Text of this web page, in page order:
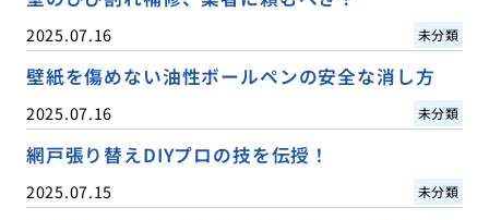
2025.07.16 未分類
壁紙を傷めない油性ボールペンの安全な消し方
2025.07.16 未分類
網戸張り替えDIYプロの技を伝授！
2025.07.15 未分類